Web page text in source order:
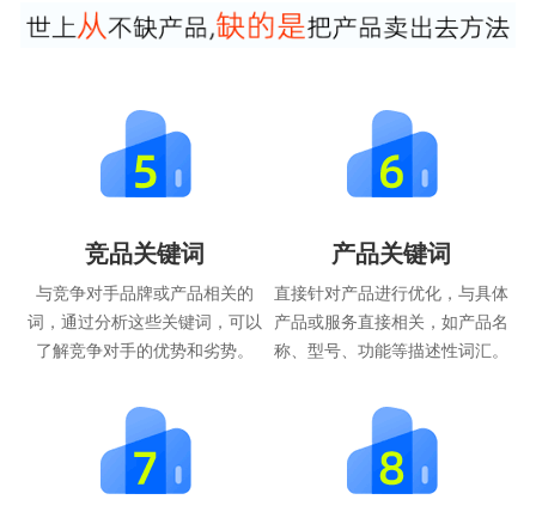
竞品关键词
与竞争对手品牌或产品相关的
词，通过分析这些关键词，可以
了解竞争对手的优势和劣势。
产品关键词
直接针对产品进行优化，与具体
产品或服务直接相关，如产品名
称、型号、功能等描述性词汇。